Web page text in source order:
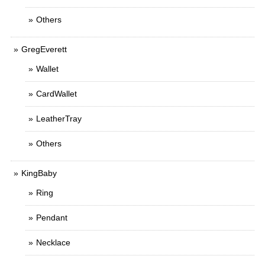
Others
GregEverett
Wallet
CardWallet
LeatherTray
Others
KingBaby
Ring
Pendant
Necklace